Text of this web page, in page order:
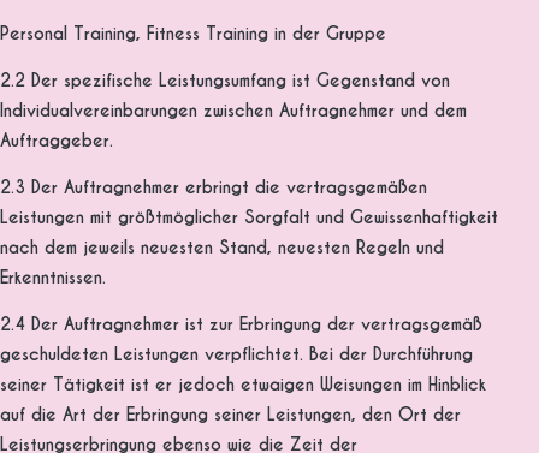
Personal Training, Fitness Training in der Gruppe
2.2 Der spezifische Leistungsumfang ist Gegenstand von
Individualvereinbarungen zwischen Auftragnehmer und dem
Auftraggeber.
2.3 Der Auftragnehmer erbringt die vertragsgemäßen
Leistungen mit größtmöglicher Sorgfalt und Gewissenhaftigkeit
nach dem jeweils neuesten Stand, neuesten Regeln und
Erkenntnissen.
2.4 Der Auftragnehmer ist zur Erbringung der vertragsgemäß
geschuldeten Leistungen verpflichtet. Bei der Durchführung
seiner Tätigkeit ist er jedoch etwaigen Weisungen im Hinblick
auf die Art der Erbringung seiner Leistungen, den Ort der
Leistungserbringung ebenso wie die Zeit der